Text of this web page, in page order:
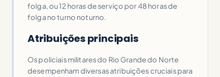
folga, ou 12 horas de serviço por 48 horas de
folga no turno noturno.
Atribuições principais
Os policiais militares do Rio Grande do Norte
desempenham diversas atribuições cruciais para